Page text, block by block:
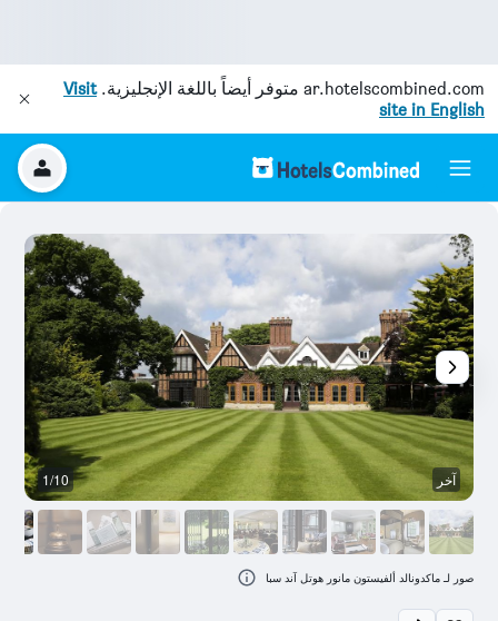
ar.hotelscombined.com متوفر أيضاً باللغة الإنجليزية.Visit
site in English
آخر 1/10
صور لـ ماكدونالد ألفيستون مانور هوتل آند سبا